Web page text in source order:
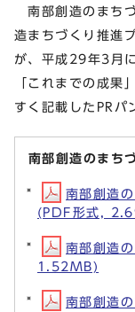
南部創造のまち
造まちづくり推進
が、平成29年3月
「これまでの成果
すく記載したPRパ
南部創造のまち
南部創造
(PDF形式,
南部創造
1.52MB)
南部創造